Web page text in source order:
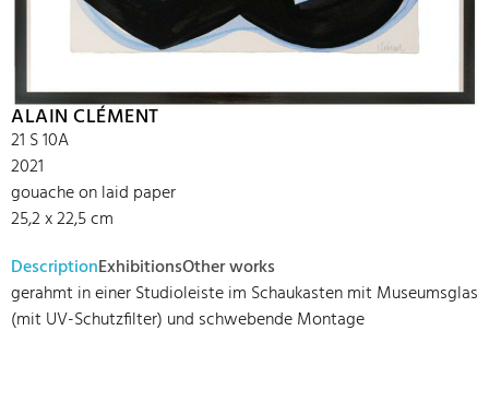
ALAIN CLÉMENT
21 S 10A
2021
gouache on laid paper
25,2 x 22,5 cm
DescriptionExhibitionsOther works
gerahmt in einer Studioleiste im Schaukasten mit Museumsglas
(mit UV-Schutzfilter) und schwebende Montage